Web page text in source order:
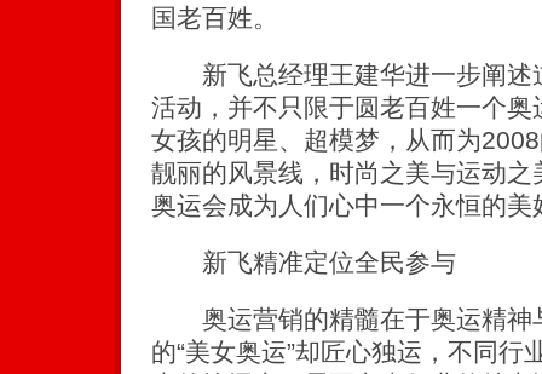
国老百姓。
新飞总经理王建华进一步阐述
活动，并不只限于圆老百姓一个
女孩的明星、超模梦，从而为
靓丽的风景线，时尚之美与运动
奥运会成为人们心中一个永恒的美
新飞精准定位全民参与
奥运营销的精髓在于奥运精神
的“美女奥运”却匠心独运，不同行